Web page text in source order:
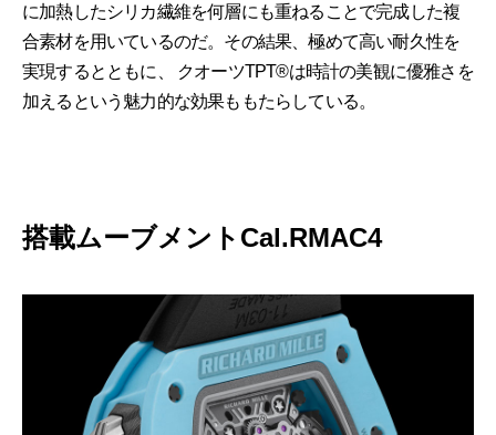
に加熱したシリカ繊維を何層にも重ねることで完成した複
合素材を用いているのだ。その結果、極めて高い耐久性を
実現するとともに、 クオーツTPT®は時計の美観に優雅さを
加えるという魅力的な効果ももたらしている。
搭載ムーブメントCal.RMAC4